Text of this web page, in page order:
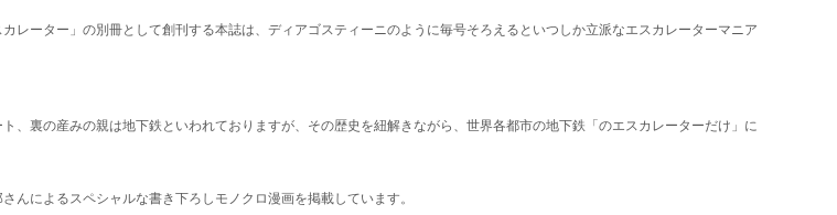
レーター」の別冊として創刊する本誌は、ディアゴスティーニのように毎号そろえるといつしか立派なエスカレーターマニア
、裏の産みの親は地下鉄といわれておりますが、その歴史を紐解きながら、世界各都市の地下鉄「のエスカレーターだけ」に
んによるスペシャルな書き下ろしモノクロ漫画を掲載しています。